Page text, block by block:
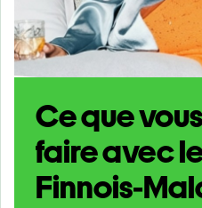
Ce que
faire avec
Finnois-